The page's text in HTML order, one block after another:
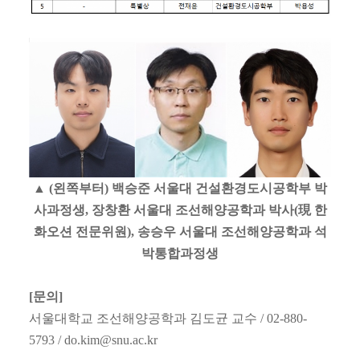
▲ (왼쪽부터) 백승준 서울대 건설환경도시공학부 박
사과정생, 장창환 서울대 조선해양공학과 박사(現 한
화오션 전문위원), 송승우 서울대 조선해양공학과 석
박통합과정생
[문의]
서울대학교 조선해양공학과 김도균 교수 / 02-880-
5793 / do.kim@snu.ac.kr